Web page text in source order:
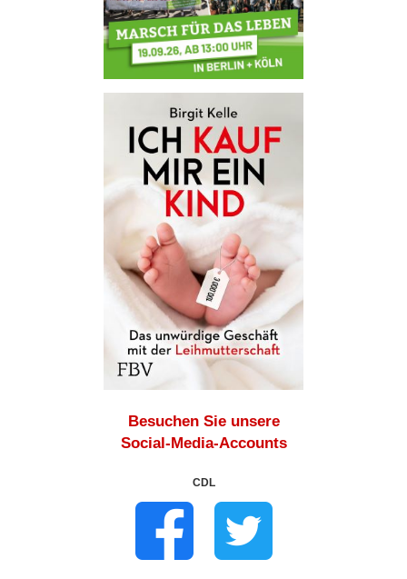
Besuchen Sie unsere
Social-Media-Accounts
CDL